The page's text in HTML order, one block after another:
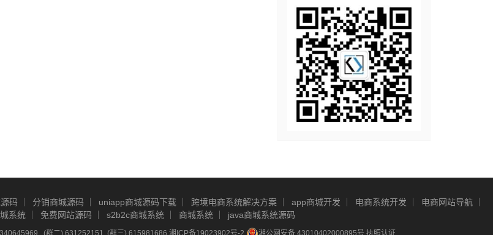
码 分销商城源码 uniapp商城源码下载 跨境电商系统解决方案 app商城开发 电商系统开发
电商网站导航
系统 免费网站源码 s2b2c商城系统 商城系统 java商城系统源码
, (群二) 631252151, (群三) 615981686 湘ICP备19023902号-2 湘公网安备 43010402000895号 执照认证